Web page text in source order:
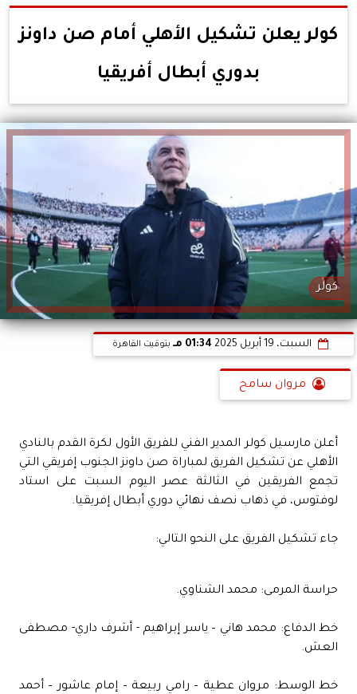
كولر يعلن تشكيل الأهلي أمام صن داونز
بدوري أبطال أفريقيا
كولر
السبت، 19 أبريل 2025 01:34 مـ بتوقيت القاهرة
مروان سامح
أعلن مارسيل كولر المدير الفني للفريق الأول لكرة القدم بالنادي
الأهلي عن تشكيل الفريق لمباراة صن داونز الجنوب إفريقي التي
تجمع الفريقين في الثالثة عصر اليوم السبت على استاد
لوفتوس، في ذهاب نصف نهائي دوري أبطال إفريقيا.
جاء تشكيل الفريق على النحو التالي:
حراسة المرمى: محمد الشناوي.
خط الدفاع: محمد هاني – ياسر إبراهيم - أشرف داري- مصطفى
العش.
خط الوسط: مروان عطية – رامي ربيعة – إمام عاشور – أحمد